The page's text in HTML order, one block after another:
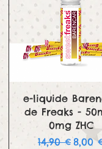
Aperçu
e-liquide
de Freaks -
0mg ZHC
Prix original
14,90 €Prix
8,00